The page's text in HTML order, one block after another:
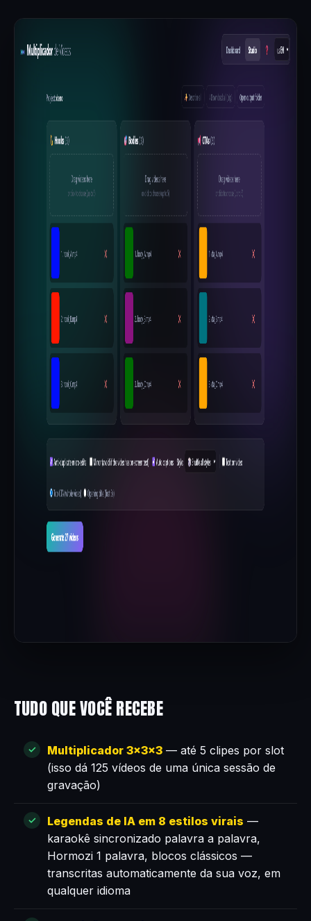
TUDO QUE VOCÊ RECEBE
Multiplicador 3×3×3 — até 5 clipes por slot
(isso dá 125 vídeos de uma única sessão de
gravação)
Legendas de IA em 8 estilos virais —
karaokê sincronizado palavra a palavra,
Hormozi 1 palavra, blocos clássicos —
transcritas automaticamente da sua voz, em
qualquer idioma